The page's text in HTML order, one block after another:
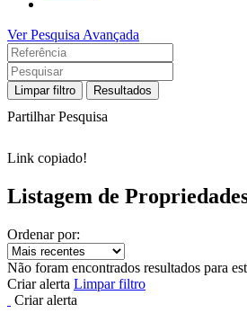
Ver Pesquisa Avançada
Limpar filtro Resultados
Partilhar Pesquisa
Link copiado!
Listagem de
Ordenar por:
Não foram encontrados resultados para
Criar alerta Limpar filtro
Criar alerta